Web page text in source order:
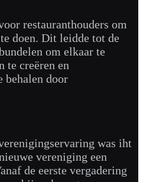
restauranthouders om
doen. Dit leidde tot de
om elkaar te
te creëren en
behalen door
was iht
vereniging een
de eerste vergadering